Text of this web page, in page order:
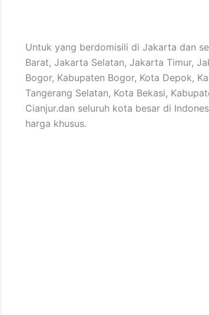
Untuk yang berdomisili di Jakarta dan
Barat, Jakarta Selatan, Jakarta Timur,
Bogor, Kabupaten Bogor, Kota Depok,
Tangerang Selatan, Kota Bekasi,
Cianjur.dan seluruh kota besar di
harga khusus.